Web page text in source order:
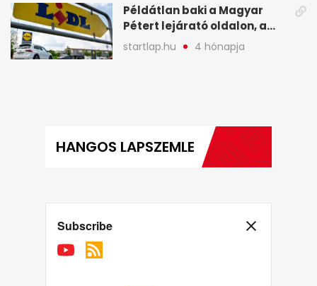
Példátlan baki a Magyar
Pétert lejárató oldalon, a
Lidlnek azonnal lépnie
kellett - A hét legfontosabb
startlap.hu 4 hónapja
HANGOS LAPSZEMLE